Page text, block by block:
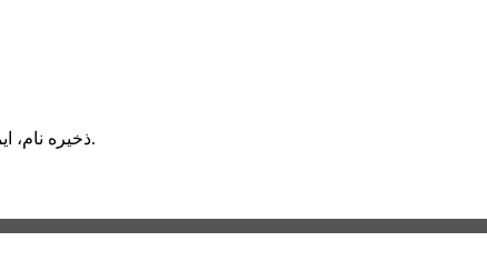
ذخیره نام، ایمیل و وبسایت من در مرورگر برای زمانی که دوباره دیدگاهی می‌نویسم.